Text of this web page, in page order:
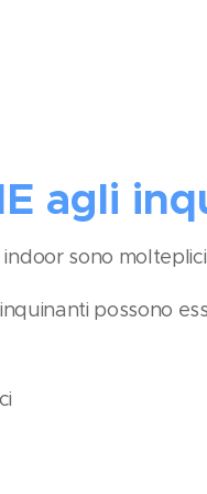
agli
sono
possono